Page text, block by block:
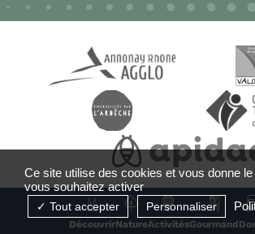
DécouvrirNatureActivitésGourmand
Ce site utilise des cookies et vous donne
vous souhaitez activer
Tout accepter Personnaliser